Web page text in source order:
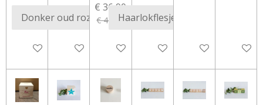
In winkelwagenIn winkelwagen
€ 36,90
€ 46,00
In winkelwagenBekijk detailsBekijk detailsBekijk